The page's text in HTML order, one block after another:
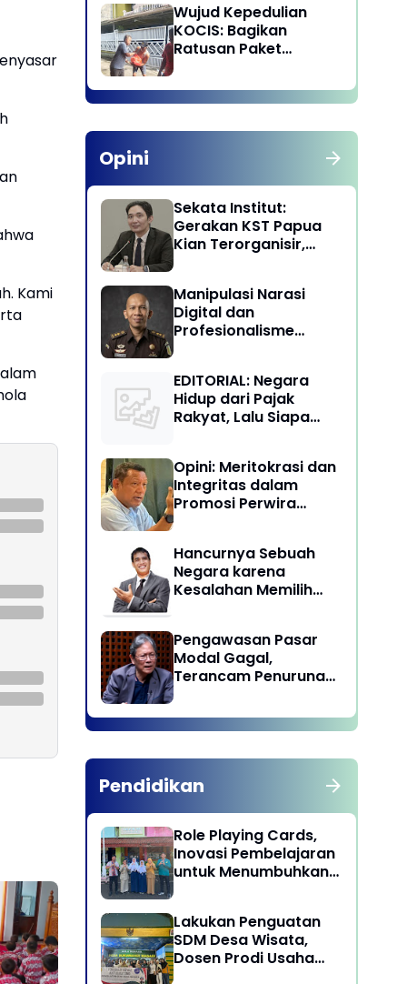
Kami
Wujud Kepedulian
KOCIS: Bagikan
Ratusan Paket
Anggota dan Kaum
Dhuafa
Opini
Sekata Institut:
Gerakan KST Papua
Kian Terorganisir,
Manipulasi Narasi
Digital dan
Profesionalisme
Social Media di
Indonesia
EDITORIAL: Negara
Hidup dari Pajak
Rakyat, Lalu Siapa
Opini: Meritokrasi dan
Integritas dalam
Promosi Perwira
Hancurnya Sebuah
Negara karena
Kesalahan Memilih
Pengawasan Pasar
Modal Gagal,
Terancam Penurunan
Pendidikan
Role Playing Cards,
Inovasi Pembelajaran
untuk Menumbuhkan
Lakukan Penguatan
SDM Desa Wisata,
Dosen Prodi Usaha